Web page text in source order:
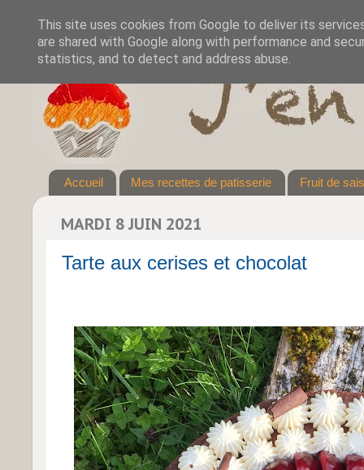
Accueil Mes recettes de patisserie Fruit de
MARDI 8 JUIN 2021
Tarte aux cerises et chocolat
This site uses cookies from Google to deliver its
are shared with Google along with performance and
statistics, and to detect and address abuse.